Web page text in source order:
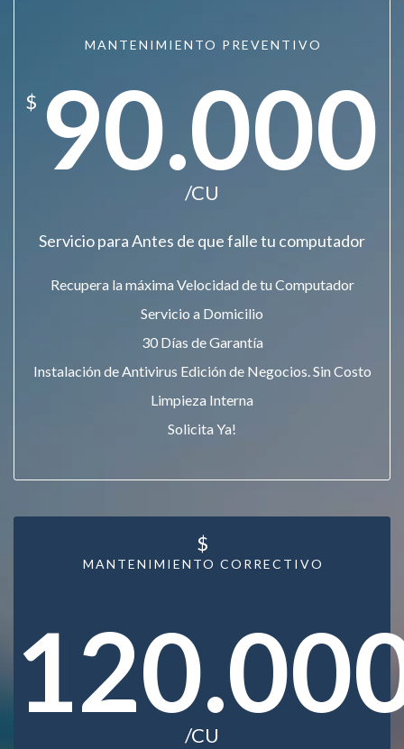
MANTENIMIENTO PREVENTIVO
$ 90.000
/CU
Servicio para Antes de que falle tu computador
Recupera la máxima Velocidad de tu Computador
Servicio a Domicilio
30 Días de Garantía
Instalación de Antivirus Edición de Negocios. Sin Costo
Limpieza Interna
Solicita Ya!
MANTENIMIENTO CORRECTIVO
$
/CU